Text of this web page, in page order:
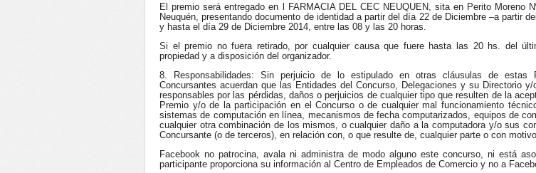
El premio será entregado en l FARMACIA DEL CEC NEUQUEN, sita en Perito Moreno
Neuquén, presentando documento de identidad a partir del día 22 de Diciembre –a partir
y hasta el día 29 de Diciembre 2014, entre las 08 y las 20 horas.
Si el premio no fuera retirado, por cualquier causa que fuere hasta las 20 hs. del
propiedad y a disposición del organizador.
8. Responsabilidades: Sin perjuicio de lo estipulado en otras cláusulas de estas
Concursantes acuerdan que las Entidades del Concurso, Delegaciones y su Directorio
responsables por las pérdidas, daños o perjuicios de cualquier tipo que resulten de la
Premio y/o de la participación en el Concurso o de cualquier mal funcionamiento
sistemas de computación en línea, mecanismos de fecha computarizados, equipos de
cualquier otra combinación de los mismos, o cualquier daño a la computadora y/o sus
Concursante (o de terceros), en relación con, o que resulte de, cualquier parte o con
Facebook no patrocina, avala ni administra de modo alguno este concurso, ni está
participante proporciona su información al Centro de Empleados de Comercio y no a